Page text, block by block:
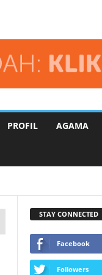
PROFIL AGAMA
STAY CONNECTED
Facebook
Followers